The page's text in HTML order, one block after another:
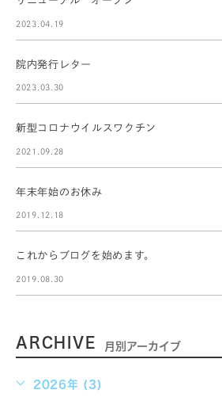
2023.04.19
院内発行レター
2023.03.30
新型コロナウイルスワクチン
2021.09.28
年末年始のお休み
2019.12.18
これからブログを始めます。
2019.08.30
ARCHIVE 月別アーカイブ
2026年 (3)